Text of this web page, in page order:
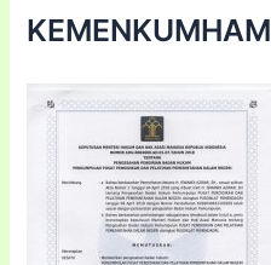
KEMENKUMHAM